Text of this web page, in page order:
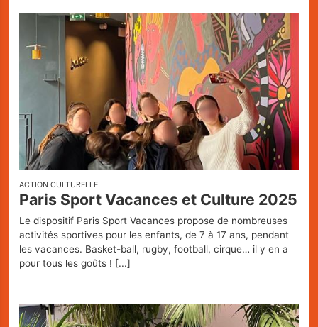
ACTION CULTURELLE
Paris Sport Vacances et Culture 2025
Le dispositif Paris Sport Vacances propose de nombreuses
activités sportives pour les enfants, de 7 à 17 ans, pendant
les vacances. Basket-ball, rugby, football, cirque… il y en a
pour tous les goûts ! [...]